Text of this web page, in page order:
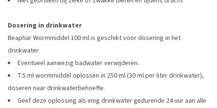
Dosering in drinkwater
Beaphar Wormmiddel 100 ml is geschikt voor dosering in het
drinkwater.
Eventueel aanwezig badwater verwijderen.
7.5 ml wormmiddel oplossen in 250 ml (30 ml per liter drinkwater),
doseren naar drinkwaterbehoefte.
Geef deze oplossing als enig drinkwater gedurende 24 uur aan alle